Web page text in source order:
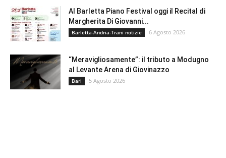
Al Barletta Piano Festival oggi il Recital di
Margherita Di Giovanni...
Barletta-Andria-Trani notizie 6 Agosto 2026
“Meravigliosamente”: il tributo a Modugno
al Levante Arena di Giovinazzo
Bari 5 Agosto 2026